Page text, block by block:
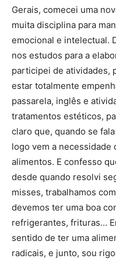
Gerais, comecei uma
muita disciplina para
emocional e intelectual.
nos estudos para a
participei de atividades,
estar totalmente
passarela, inglês e
tratamentos estéticos,
claro que, quando se
logo vem a necessidade
alimentos. E confesso
desde quando resolvi
misses, trabalhamos
devemos ter uma boa
refrigerantes, frituras…
sentido de ter uma
radicais, e junto, sou